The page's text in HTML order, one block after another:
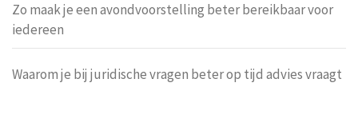
Zo maak je een avondvoorstelling beter bereikbaar voor
iedereen
Waarom je bij juridische vragen beter op tijd advies vraagt